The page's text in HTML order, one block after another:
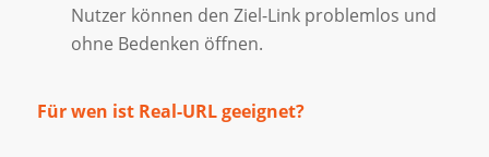
Nutzer können den Ziel-Link problemlos und
ohne Bedenken öffnen.
Für wen ist Real-URL geeignet?